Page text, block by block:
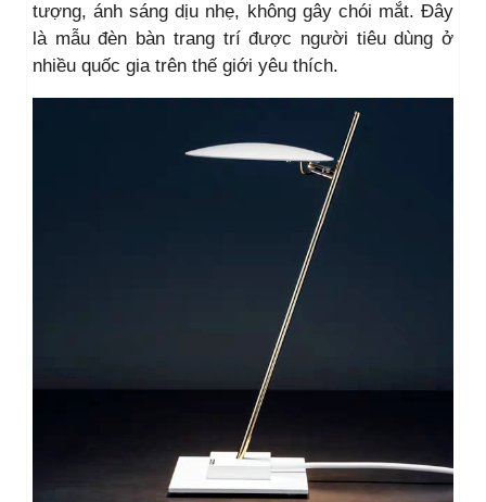
tượng, ánh sáng dịu nhẹ, không gây chói mắt. Đây
là mẫu đèn bàn trang trí được người tiêu dùng ở
nhiều quốc gia trên thế giới yêu thích.